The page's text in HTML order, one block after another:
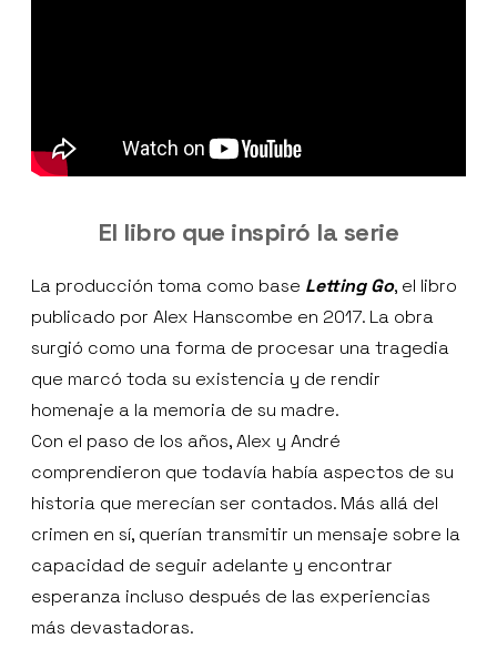
El libro que inspiró la serie
La producción toma como base Letting Go, el libro
publicado por Alex Hanscombe en 2017. La obra
surgió como una forma de procesar una tragedia
que marcó toda su existencia y de rendir
homenaje a la memoria de su madre.
Con el paso de los años, Alex y André
comprendieron que todavía había aspectos de su
historia que merecían ser contados. Más allá del
crimen en sí, querían transmitir un mensaje sobre la
capacidad de seguir adelante y encontrar
esperanza incluso después de las experiencias
más devastadoras.